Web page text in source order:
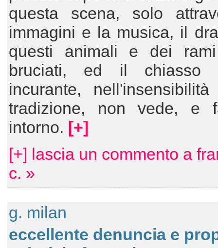
questa scena, solo
immagini e la musica, il
questi animali e dei
bruciati, ed il chiasso
incurante,
tradizione, non vede, e
intorno. [+]
[+] lascia un commento a
c. »
g. milan
eccellente denuncia e